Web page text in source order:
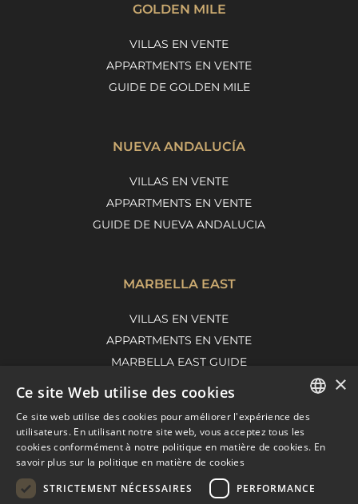
GOLDEN MILE
VILLAS EN VENTE
APPARTMENTS EN VENTE
GUIDE DE GOLDEN MILE
NUEVA ANDALUCÍA
VILLAS EN VENTE
APPARTMENTS EN VENTE
GUIDE DE NUEVA ANDALUCIA
MARBELLA EAST
VILLAS EN VENTE
APPARTMENTS EN VENTE
MARBELLA EAST GUIDE
SPANISH
×
Ce site Web utilise des cookies
Ce site web utilise des cookies pour améliorer l'expérience des
utilisateurs. En utilisant notre site web, vous acceptez tous les
cookies conformément à notre politique en matière de cookies. En
savoir plus sur la politique en matière de cookies
STRICTEMENT NÉCESSAIRES
PERFORMANCE